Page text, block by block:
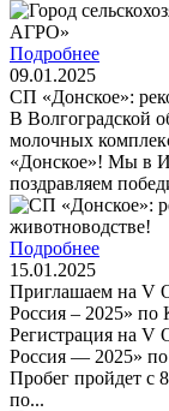
Подробнее
09.01.2025
СП «Донское»:
В Волгоградской
молочных
«Донское»! Мы
поздравляем
Подробнее
15.01.2025
Приглашаем на V
Россия – 2025» по
Регистрация на V
Россия — 2025» по
Пробег пройдет с
по...